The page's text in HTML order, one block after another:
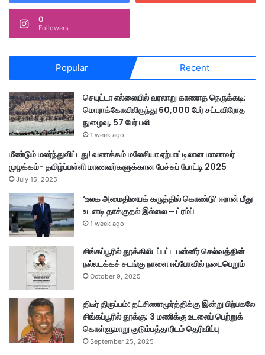
0
Followers
Popular Recent
செயுட்டா எல்லையில் வரலாறு காணாத நெருக்கடி;
மொராக்கோவிலிருந்து 60,000 பேர் சட்டவிரோத
நுழைவு, 57 பேர் பலி
1 week ago
மீண்டும் மலர்ந்துவிட்டது! வணக்கம் மலேசியா ஏற்பாட்டிலான மாணவர்
முழக்கம்- தமிழ்ப்பள்ளி மாணவர்களுக்கான பேச்சுப் போட்டி 2025
July 15, 2025
‘உலக அமைதியைக் கருத்தில் கொண்டு’ ஈரான் மீது
உடனடி தாக்குதல் இல்லை – ட்ரம்ப்
1 week ago
சிங்கப்பூரில் தூக்கிலிடப்பட்ட பன்னீர் செல்வத்தின்
நல்லடக்கச் சடங்கு நாளை ஈப்போவில் நடைபெறும்
October 9, 2025
திடீர் திருப்பம்: தட்சிணாமூர்த்திக்கு இன்று பிற்பகலே
சிங்கப்பூரில் தூக்கு; 3 மணிக்கு உடலைப் பெற்றுக்
கொள்ளுமாறு குடும்பத்தாரிடம் தெரிவிப்பு
September 25, 2025